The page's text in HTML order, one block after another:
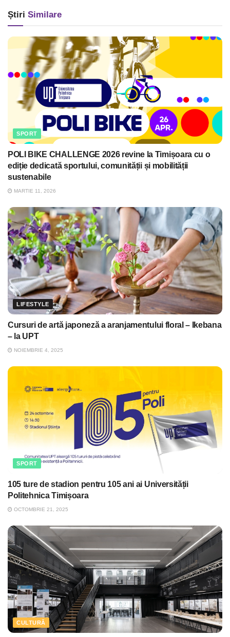
Știri Similare
SPORT
POLI BIKE CHALLENGE 2026 revine la Timișoara cu o
ediție dedicată sportului, comunității și mobilității
sustenabile
MARTIE 11, 2026
LIFESTYLE
Cursuri de artă japoneză a aranjamentului floral – Ikebana
– la UPT
NOIEMBRIE 4, 2025
SPORT
105 ture de stadion pentru 105 ani ai Universității
Politehnica Timișoara
OCTOMBRIE 21, 2025
CULTURĂ